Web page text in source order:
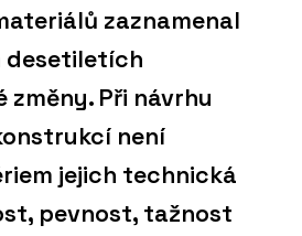
zaznamenal
desetiletích
změny. Při návrhu
není
jejich technická
pevnost, tažnost